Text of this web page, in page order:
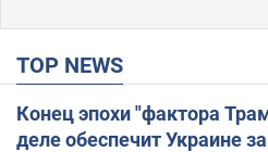
TOP NEWS
Конец эпохи "фактора
деле обеспечит Украине